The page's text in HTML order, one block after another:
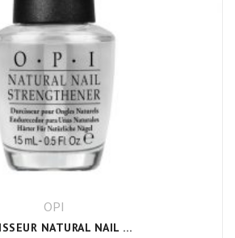
OPI
DURCISSEUR NATURAL NAIL STRENGTHENER OPI